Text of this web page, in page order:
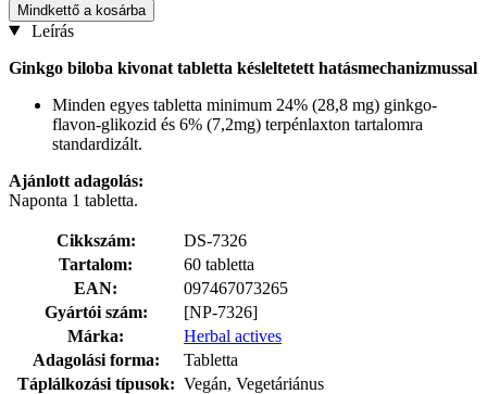
Mindkettő a kosárba
Leírás
Ginkgo biloba kivonat tabletta késleltetett hatásmechanizmussal
Minden egyes tabletta minimum 24% (28,8 mg) ginkgo-
flavon-glikozid és 6% (7,2mg) terpénlaxton tartalomra
standardizált.
Ajánlott adagolás:
Naponta 1 tabletta.
Cikkszám:
DS-7326
Tartalom:
60 tabletta
EAN:
097467073265
Gyártói szám:
[NP-7326]
Márka:
Herbal actives
Adagolási forma:
Tabletta
Táplálkozási típusok: Vegán, Vegetáriánus